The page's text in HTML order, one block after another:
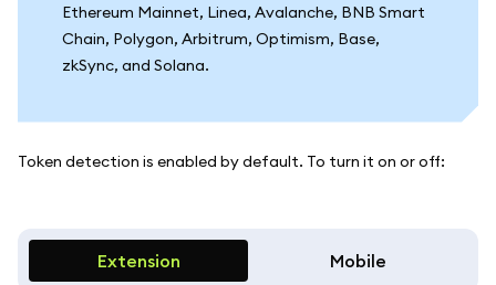
Ethereum Mainnet, Linea, Avalanche, BNB Smart
Chain, Polygon, Arbitrum, Optimism, Base,
zkSync, and Solana.
Token detection is enabled by default. To turn it on or off:
Extension Mobile